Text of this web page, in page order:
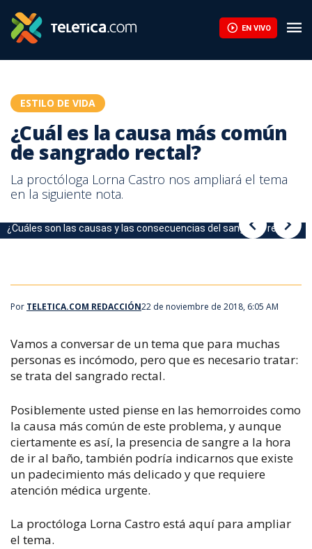
EN VIVO
ESTILO DE VIDA
¿Cuál es la causa más común
de sangrado rectal?
La proctóloga Lorna Castro nos ampliará el tema
en la siguiente nota.
¿Cuáles son las causas y las consecuencias del sangrado rectal?
¿Cuáles son las causas y las consecuencias del sangrado rectal?
Por TELETICA.COM REDACCIÓN22 de noviembre de 2018, 6:05 AM
Vamos a conversar de un tema que para muchas
personas es incómodo, pero que es necesario tratar:
se trata del sangrado rectal.
Posiblemente usted piense en las hemorroides como
la causa más común de este problema, y aunque
ciertamente es así, la presencia de sangre a la hora
de ir al baño, también podría indicarnos que existe
un padecimiento más delicado y que requiere
atención médica urgente.
La proctóloga Lorna Castro está aquí para ampliar
el tema.